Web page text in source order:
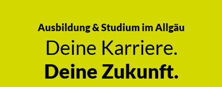
Ausbildung & Studium im Allgäu
Deine Karriere.
Deine Zukunft.